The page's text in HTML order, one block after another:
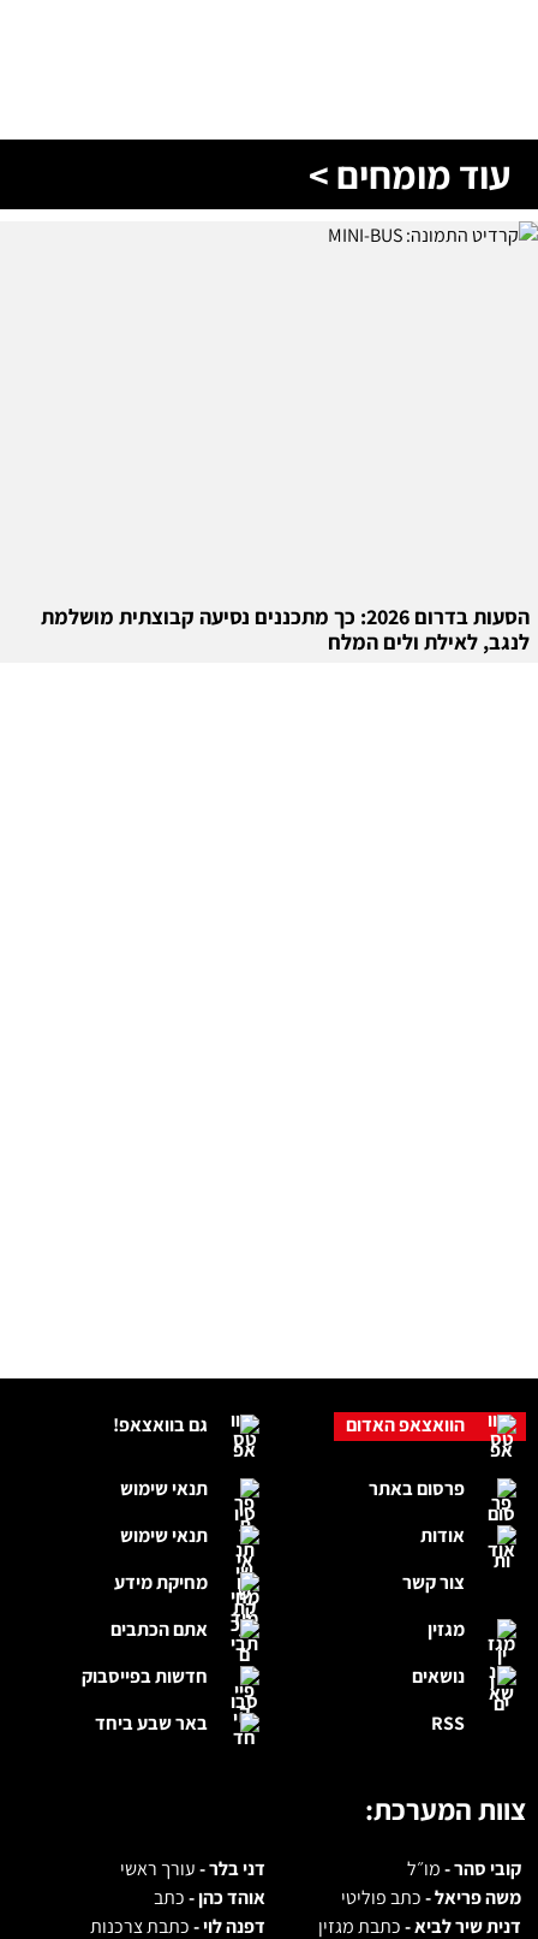
עוד מומחים >
הסעות בדרום 2026: כך מתכננים נסיעה קבוצתית מושלמת
לנגב, לאילת ולים המלח
גם בוואצאפ!
תנאי שימוש
תנאי שימוש
מחיקת מידע
אתם הכתבים
חדשות בפייסבוק
באר שבע ביחד
הוואצאפ האדום
פרסום באתר
אודות
צור קשר
מגזין
נושאים
RSS
צוות המערכת:
קובי סהר -מו״ל דני בלר -עורך ראשי
משה פריאל -כתב פוליטי אוהד כהן -כתב
דנית שיר לביא -כתבת מגזין דפנה לוי -כתבת צרכנות